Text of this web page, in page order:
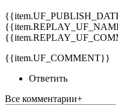
{{item.UF_COMMENT}}
Ответить
Все комментарии+